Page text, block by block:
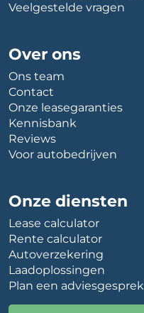
Veelgestelde vragen
Over ons
Ons team
Contact
Onze leasegaranties
Kennisbank
Reviews
Voor autobedrijven
Onze diensten
Lease calculator
Rente calculator
Autoverzekering
Laadoplossingen
Plan een adviesgesprek